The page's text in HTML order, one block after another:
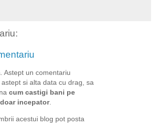
Astept un comentariu
si alta data cu drag, sa
cum castigi bani pe
incepator.
acestui blog pot posta